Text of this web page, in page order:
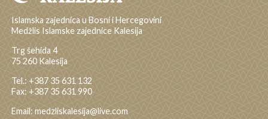
Islamska zajednica u Bosni i Hercegovini
Medžlis Islamske zajednice Kalesija
Trg šehida 4
75 260 Kalesija
Tel.: +387 35 631 132
Fax: +387 35 631 990
Email: medzliskalesija@live.com